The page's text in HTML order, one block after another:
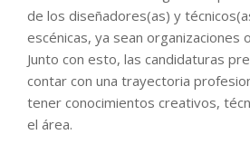
de los diseñadores(as) y
escénicas, ya sean organizaciones
Junto con esto, las candidaturas
contar con una trayectoria
tener conocimientos creativos,
el área.